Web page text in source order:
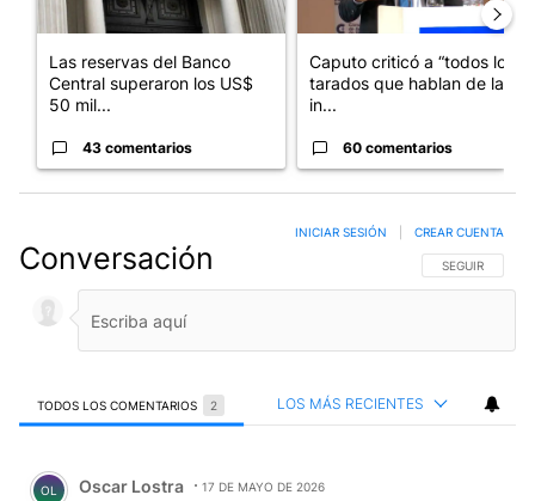
Las reservas del Banco
Central superaron los US$
50 mil...
43 comentarios
Caputo criticó a “todos los
tarados que hablan de la
in...
60 comentarios
Conversación SIGA ESTA
SEGUIR
INICIAR SESIÓN CREAR CUENTA
TODOS LOS COMENTARIOS 2 LOS MÁS RECIENTES
Comentario de Oscar Lostra.
OL Oscar Lostra 17 DE MAYO DE 2026